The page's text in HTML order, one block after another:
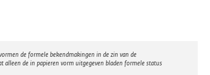
de formele bekendmakingen in de zin van de
alleen de in papieren vorm uitgegeven bladen formele status